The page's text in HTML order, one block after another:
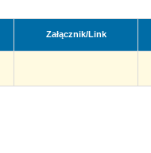
Załącznik/Link